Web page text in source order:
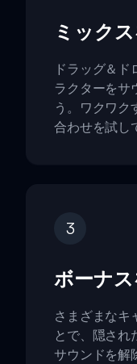
ミック
ドラッグ＆
ラクターをサ
う。ワクワク
合わせを試し
3
ボーナ
さまざまなキ
とで、隠され
サウンドを